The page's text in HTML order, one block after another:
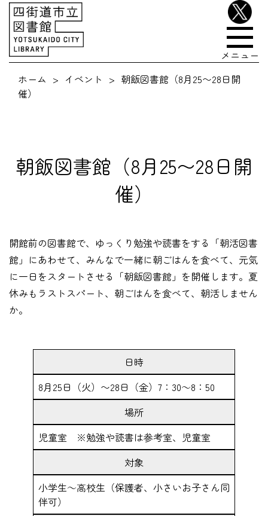
メニュー
ホーム
イベント
朝飯図書館（8月25〜28日開
催）
朝飯図書館（8月25〜28日開
催）
開館前の図書館で、ゆっくり勉強や読書をする「朝活図書
館」にあわせて、みんなで一緒に朝ごはんを食べて、元気
に一日をスタートさせる「朝飯図書館」を開催します。夏
休みもラストスパート、朝ごはんを食べて、朝活しません
か。
日時
8月25日（火）〜28日（金）7：30～8：50
場所
児童室 ※勉強や読書は参考室、児童室
対象
小学生～高校生（保護者、小さいお子さん同
伴可）